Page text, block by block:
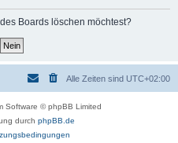
Boards löschen möchtest?
Alle Zeiten sind UTC+02:00
Software © phpBB Limited
durch phpBB.de